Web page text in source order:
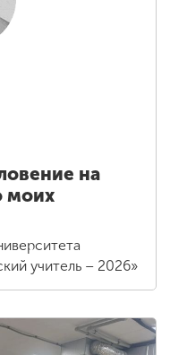
на
моих
учитель – 2026»